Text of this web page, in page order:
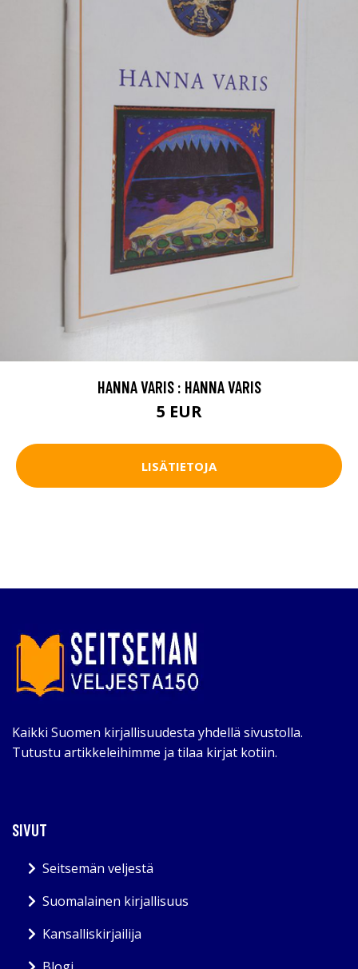
HANNA VARIS : HANNA VARIS
5 EUR
LISÄTIETOJA
Kaikki Suomen kirjallisuudesta yhdellä sivustolla.
Tutustu artikkeleihimme ja tilaa kirjat kotiin.
SIVUT
Seitsemän veljestä
Suomalainen kirjallisuus
Kansalliskirjailija